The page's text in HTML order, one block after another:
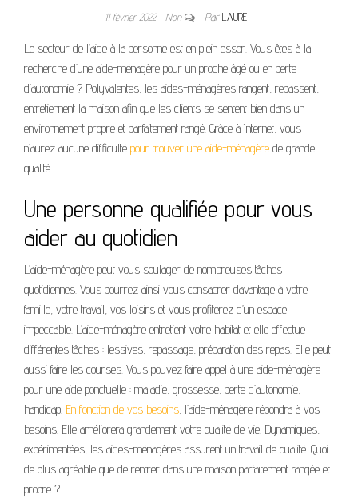
11 février 2022 Non ParLAURE
Le secteur de l’aide à la personne est en plein essor. Vous êtes à la
recherche d’une aide-ménagère pour un proche âgé ou en perte
d’autonomie ? Polyvalentes, les aides-ménagères rangent, repassent,
entretiennent la maison afin que les clients se sentent bien dans un
environnement propre et parfaitement rangé. Grâce à Internet, vous
n’aurez aucune difficulté pour trouver une aide-ménagère de grande
qualité.
Une personne qualifiée pour vous
aider au quotidien
L’aide-ménagère peut vous soulager de nombreuses tâches
quotidiennes. Vous pourrez ainsi vous consacrer davantage à votre
famille, votre travail, vos loisirs et vous profiterez d’un espace
impeccable. L’aide-ménagère entretient votre habitat et elle effectue
différentes tâches : lessives, repassage, préparation des repas. Elle peut
aussi faire les courses. Vous pouvez faire appel à une aide-ménagère
pour une aide ponctuelle : maladie, grossesse, perte d’autonomie,
handicap. En fonction de vos besoins, l’aide-ménagère répondra à vos
besoins. Elle améliorera grandement votre qualité de vie. Dynamiques,
expérimentées, les aides-ménagères assurent un travail de qualité. Quoi
de plus agréable que de rentrer dans une maison parfaitement rangée et
propre ?